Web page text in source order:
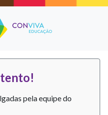
pela equipe do